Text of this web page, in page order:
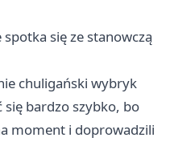
się ze stanowczą
chuligański wybryk
się bardzo szybko, bo
moment i doprowadzili